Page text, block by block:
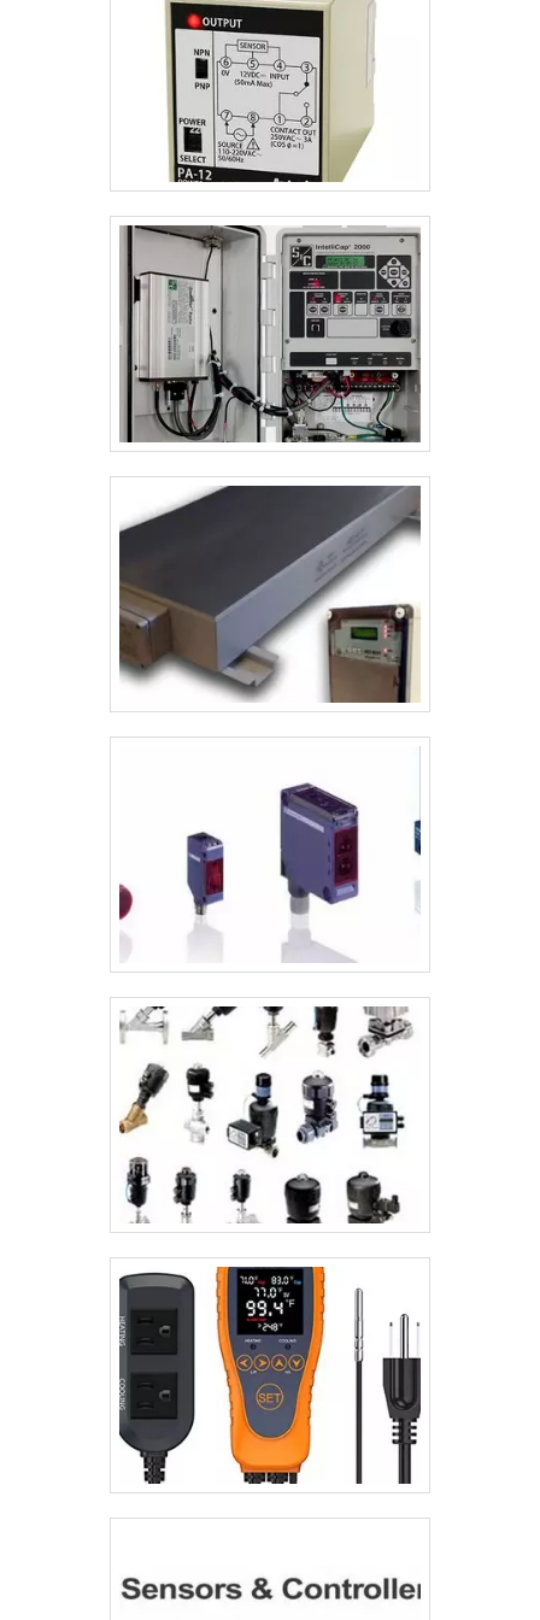
porque investiu em uma estrutura que hoje conta
com escritório de alta qualidade onde são realizadas
as atividades e catálogo amplo de produtos e
serviços para atender diversos tipos de
necessidade. Tudo isso, somado à performance de
uma equipe especializada, com larga experiência em
manutenção de laboratório e a uma equipe de alta
qualidade, garante o sucesso de cada cliente de
ponta a ponta.Aproveite a visita para acessar o
nosso site e saber mais sobre a empresa, nossos
serviços e produtos. Se preferir, entre em contato
com um dos nossos consultores e solicite um
orçamento!.